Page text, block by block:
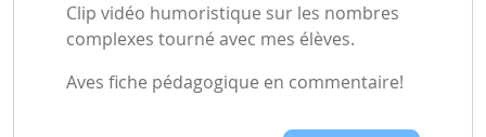
Clip vidéo humoristique sur les nombres
complexes tourné avec mes élèves.
Aves fiche pédagogique en commentaire!